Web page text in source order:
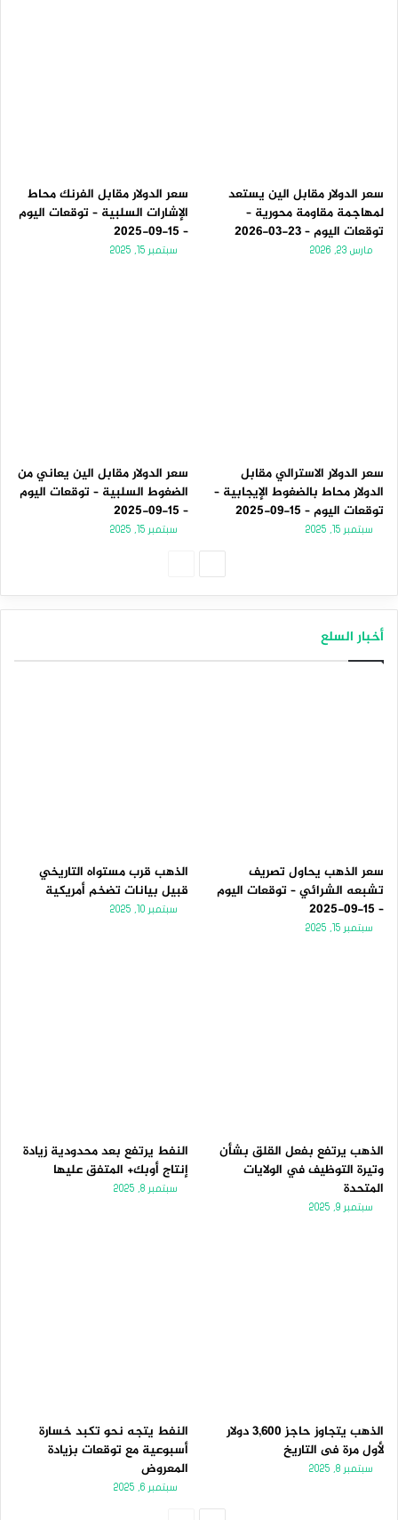
سعر الدولار مقابل الين يستعد
لمهاجمة مقاومة محورية –
توقعات اليوم – 23-03-2026
مارس 23, 2026
سعر الدولار مقابل الفرنك محاط
الإشارات السلبية – توقعات اليوم
– 15-09-2025
سبتمبر 15, 2025
سعر الدولار الاسترالي مقابل
الدولار محاط بالضغوط الإيجابية –
توقعات اليوم – 15-09-2025
سبتمبر 15, 2025
سعر الدولار مقابل الين يعاني من
الضغوط السلبية – توقعات اليوم
– 15-09-2025
سبتمبر 15, 2025
أخبار السلع
سعر الذهب يحاول تصريف
تشبعه الشرائي – توقعات اليوم
– 15-09-2025
سبتمبر 15, 2025
الذهب قرب مستواه التاريخي
قبيل بيانات تضخم أمريكية
سبتمبر 10, 2025
الذهب يرتفع بفعل القلق بشأن
وتيرة التوظيف في الولايات
المتحدة
سبتمبر 9, 2025
النفط يرتفع بعد محدودية زيادة
إنتاج أوبك+ المتفق عليها
سبتمبر 8, 2025
الذهب يتجاوز حاجز 3,600 دولار
لأول مرة فى التاريخ
سبتمبر 8, 2025
النفط يتجه نحو تكبد خسارة
أسبوعية مع توقعات بزيادة
المعروض
سبتمبر 6, 2025